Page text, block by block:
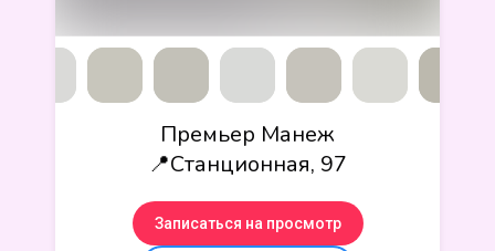
Премьер Манеж
📍Станционная, 97
Записаться на просмотр